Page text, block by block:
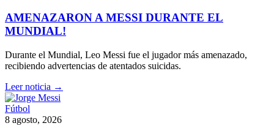
AMENAZARON A MESSI DURANTE EL
MUNDIAL!
Durante el Mundial, Leo Messi fue el jugador más amenazado,
recibiendo advertencias de atentados suicidas.
Leer noticia →
Fútbol
8 agosto, 2026